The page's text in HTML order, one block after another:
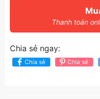
Thanh toán
Chia sẻ ngay:
Chia sẻ Chia sẻ